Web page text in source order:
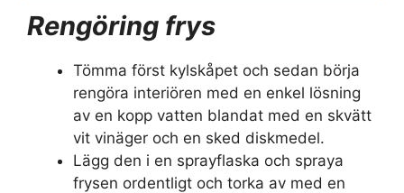
Rengöring frys
Tömma först kylskåpet och sedan börja
rengöra interiören med en enkel lösning
av en kopp vatten blandat med en skvätt
vit vinäger och en sked diskmedel.
Lägg den i en sprayflaska och spraya
frysen ordentligt och torka av med en